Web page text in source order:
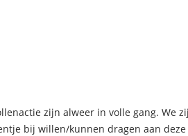
zijn alweer in volle gang. We
bij willen/kunnen dragen aan deze